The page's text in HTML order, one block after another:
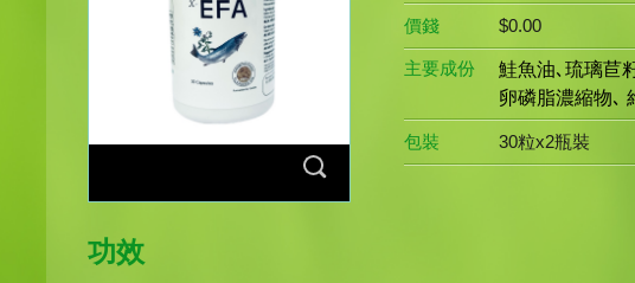
價錢
$0.00
主要成份
鮭魚油､琉璃苣
卵磷脂濃縮物､
包裝 30粒x2瓶裝
功效